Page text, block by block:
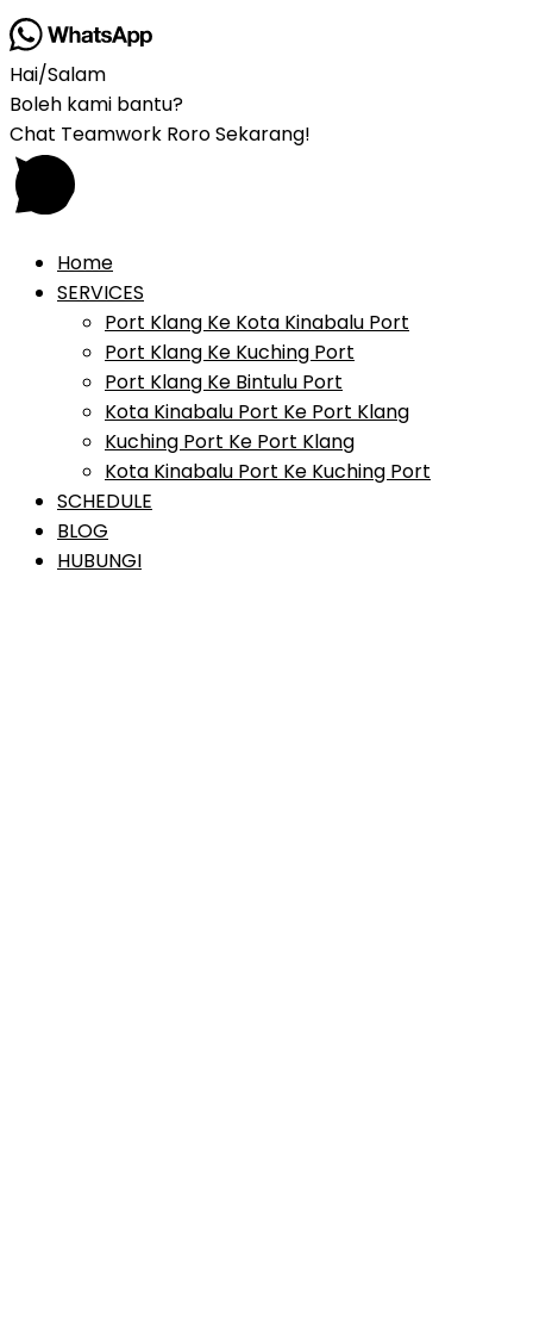
Hai/Salam
Boleh kami bantu?
Chat Teamwork Roro Sekarang!
Home
SERVICES
Port Klang Ke Kota Kinabalu Port
Port Klang Ke Kuching Port
Port Klang Ke Bintulu Port
Kota Kinabalu Port Ke Port Klang
Kuching Port Ke Port Klang
Kota Kinabalu Port Ke Kuching Port
SCHEDULE
BLOG
HUBUNGI